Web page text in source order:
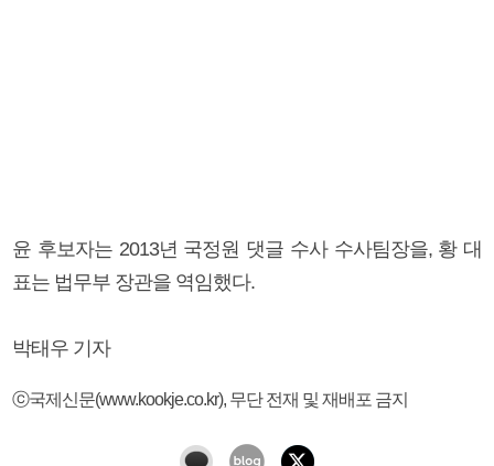
윤 후보자는 2013년 국정원 댓글 수사 수사팀장을, 황 대
표는 법무부 장관을 역임했다.
박태우 기자
ⓒ국제신문(www.kookje.co.kr), 무단 전재 및 재배포 금지